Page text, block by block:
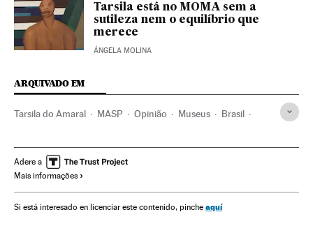
Tarsila está no MOMA sem a
sutileza nem o equilíbrio que
merece
ÁNGELA MOLINA
ARQUIVADO EM
Tarsila do Amaral MASP Opinião Museus Brasil
América Cultura
Adere a
Mais informações
Si está interesado en licenciar este contenido, pinche aquí